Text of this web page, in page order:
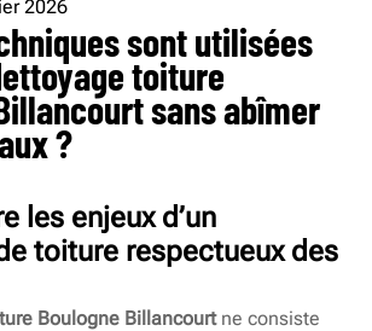
2026
sont utilisées
toiture
sans abîmer
?
les enjeux d’un
toiture respectueux des
Boulogne Billancourtne consiste